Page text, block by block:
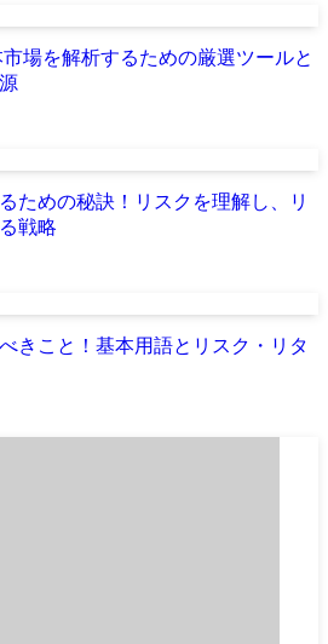
場を解析するための厳選ツールと
ための秘訣！リスクを理解し、リ
戦略
きこと！基本用語とリスク・リタ